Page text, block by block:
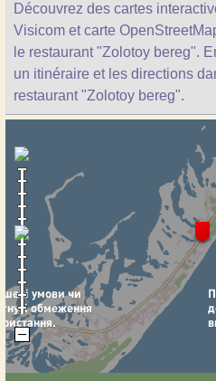
Découvrez des cartes
Visicom et carte
le restaurant "Zolotoy bereg".
un itinéraire et les directions
restaurant "Zolotoy bereg".